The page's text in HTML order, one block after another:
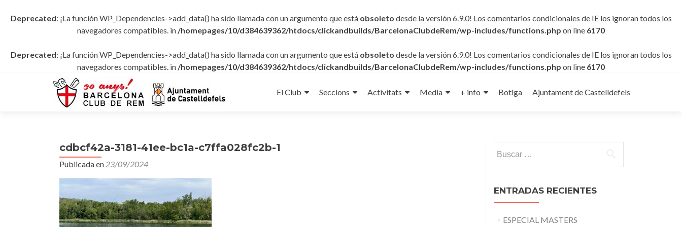
Deprecated: ¡La función WP_Dependencies->add_data() ha sido llamada con un argumento que está obsoleto desde la versión 6.9.0! Los comentarios condicionales de IE los ignoran todos los
navegadores compatibles. in /homepages/10/d384639362/htdocs/clickandbuilds/BarcelonaClubdeRem/wp-includes/functions.php on line 6170
Deprecated: ¡La función WP_Dependencies->add_data() ha sido llamada con un argumento que está obsoleto desde la versión 6.9.0! Los comentarios condicionales de IE los ignoran todos los
navegadores compatibles. in /homepages/10/d384639362/htdocs/clickandbuilds/BarcelonaClubdeRem/wp-includes/functions.php on line 6170
al
El Club Seccions Activitats Media + info Botiga Ajuntament de Castelldefels
cdbcf42a-3181-41ee-bc1a-c7ffa028fc2b-1
Publicada en 23/09/2024
ENTRADAS RECIENTES
ESPECIAL MASTERS